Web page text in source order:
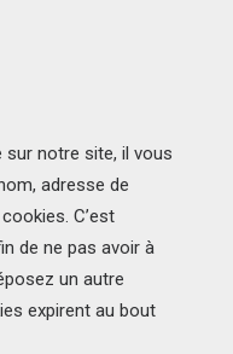
notre site, il vous
adresse de
C’est
de ne pas avoir à
un autre
expirent au bout